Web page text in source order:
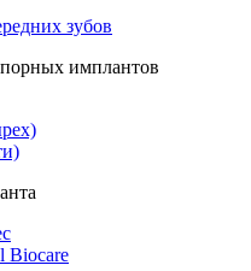
зубов
имплантов
Biocare